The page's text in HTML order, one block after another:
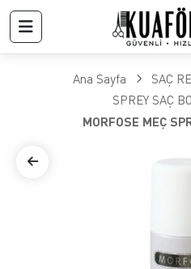
Ana Sayfa
SAÇ
SPREY SAÇ
MORFOSE MEÇ